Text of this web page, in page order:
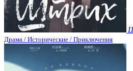
Драма / Исторические / Приключения